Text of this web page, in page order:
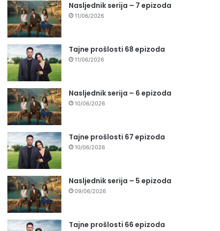
Nasljednik serija – 7 epizoda
11/06/2026
Tajne prošlosti 68 epizoda
11/06/2026
Nasljednik serija – 6 epizoda
10/06/2026
Tajne prošlosti 67 epizoda
10/06/2026
Nasljednik serija – 5 epizoda
09/06/2026
Tajne prošlosti 66 epizoda